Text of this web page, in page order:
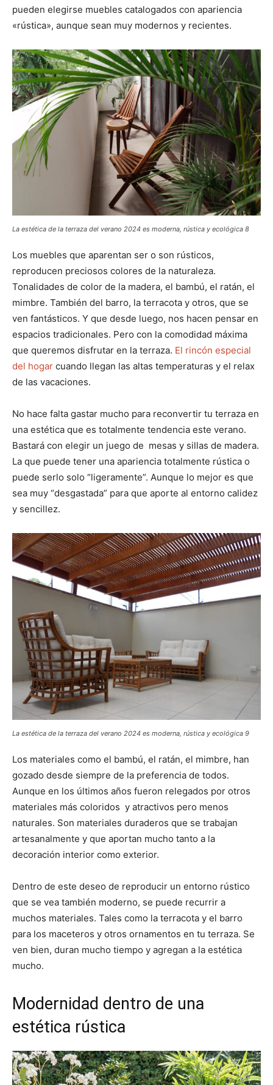
pueden elegirse muebles catalogados con apariencia
«rústica», aunque sean muy modernos y recientes.
La estética de la terraza del verano 2024 es moderna, rústica y ecológica 8
Los muebles que aparentan ser o son rústicos,
reproducen preciosos colores de la naturaleza.
Tonalidades de color de la madera, el bambú, el ratán, el
mimbre. También del barro, la terracota y otros, que se
ven fantásticos. Y que desde luego, nos hacen pensar en
espacios tradicionales. Pero con la comodidad máxima
que queremos disfrutar en la terraza. El rincón especial
del hogar cuando llegan las altas temperaturas y el relax
de las vacaciones.
No hace falta gastar mucho para reconvertir tu terraza en
una estética que es totalmente tendencia este verano.
Bastará con elegir un juego de mesas y sillas de madera.
La que puede tener una apariencia totalmente rústica o
puede serlo solo “ligeramente”. Aunque lo mejor es que
sea muy “desgastada” para que aporte al entorno calidez
y sencillez.
La estética de la terraza del verano 2024 es moderna, rústica y ecológica 9
Los materiales como el bambú, el ratán, el mimbre, han
gozado desde siempre de la preferencia de todos.
Aunque en los últimos años fueron relegados por otros
materiales más coloridos y atractivos pero menos
naturales. Son materiales duraderos que se trabajan
artesanalmente y que aportan mucho tanto a la
decoración interior como exterior.
Dentro de este deseo de reproducir un entorno rústico
que se vea también moderno, se puede recurrir a
muchos materiales. Tales como la terracota y el barro
para los maceteros y otros ornamentos en tu terraza. Se
ven bien, duran mucho tiempo y agregan a la estética
mucho.
Modernidad dentro de una
estética rústica